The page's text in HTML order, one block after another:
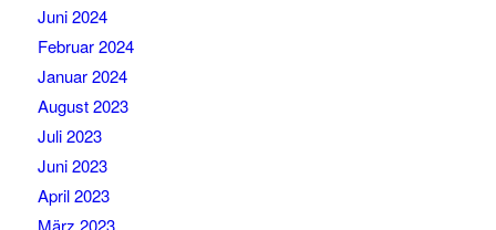
Juni 2024
Februar 2024
Januar 2024
August 2023
Juli 2023
Juni 2023
April 2023
März 2023